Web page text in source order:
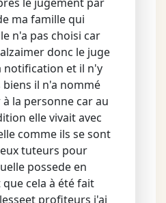
ma famille qui
n'a pas choisi car
donc le juge
notification et il n'y
il n'a nommé
la personne car au
elle vivait avec
comme ils se sont
tuteurs pour
possede en
cela à été fait
profiteurs j'ai